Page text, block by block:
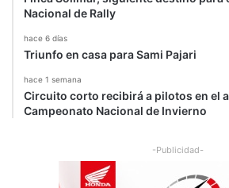
Nacional de Rally
hace 6 días
Triunfo en casa para Sami Pajari
hace 1 semana
Circuito corto recibirá a pilotos en el
Campeonato Nacional de Invierno
-Publicidad-